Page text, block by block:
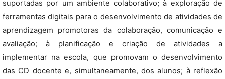
suportadas por um ambiente colaborativo; à exploração de
ferramentas digitais para o desenvolvimento de atividades de
aprendizagem promotoras da colaboração, comunicação e
avaliação; à planificação e criação de atividades a
implementar na escola, que promovam o desenvolvimento
das CD docente e, simultaneamente, dos alunos; à reflexão